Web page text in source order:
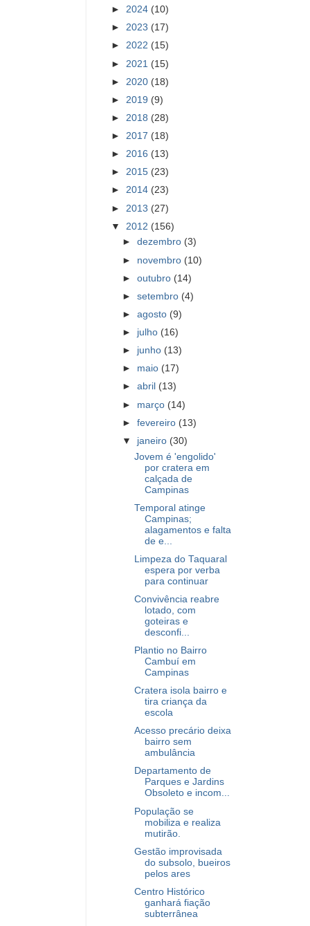
► 2024 (10)
► 2023 (17)
► 2022 (15)
► 2021 (15)
► 2020 (18)
► 2019 (9)
► 2018 (28)
► 2017 (18)
► 2016 (13)
► 2015 (23)
► 2014 (23)
► 2013 (27)
▼ 2012 (156)
►dezembro (3)
► novembro (10)
►outubro (14)
►setembro (4)
►agosto (9)
► julho (16)
► junho (13)
► maio (17)
►abril (13)
► março (14)
►fevereiro (13)
▼ janeiro (30)
Jovem é 'engolido'
por cratera em
calçada de
Campinas
Temporal atinge
Campinas;
alagamentos e falta
de e...
Limpeza do Taquaral
espera por verba
para continuar
Convivência reabre
lotado, com
goteiras e
desconfi...
Plantio no Bairro
Cambuí em
Campinas
Cratera isola bairro e
tira criança da
escola
Acesso precário deixa
bairro sem
ambulância
Departamento de
Parques e Jardins
Obsoleto e incom...
População se
mobiliza e realiza
mutirão.
Gestão improvisada
do subsolo, bueiros
pelos ares
Centro Histórico
ganhará fiação
subterrânea